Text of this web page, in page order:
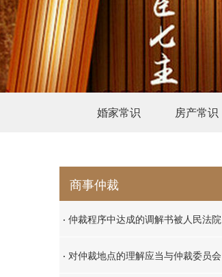
婚家常识 房产常识
商事仲裁
· 仲裁程序中达成的调解书被人民法院依职权裁定不予执行的，当事人可以向人民法院起诉
· 对仲裁地点的理解应当与仲裁委员会设立地域范围保持一致，“卖方仲裁委员会”应指市级范围